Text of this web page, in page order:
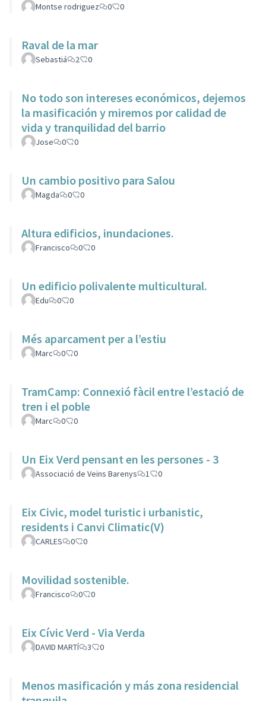
Montse rodriguez 0 0
Raval de la mar
Sebastiá 2 0
No todo son intereses económicos, dejemos
la masificación y miremos por calidad de
vida y tranquilidad del barrio
Jose 0 0
Un cambio positivo para Salou
Magda 0 0
Altura edificios, inundaciones.
Francisco 0 0
Un edificio polivalente multicultural.
Edu 0 0
Més aparcament per a l’estiu
Marc 0 0
TramCamp: Connexió fàcil entre l’estació de
tren i el poble
Marc 0 0
Un Eix Verd pensant en les persones - 3
Associació de Veïns Barenys 1 0
Eix Civic, model turistic i urbanistic,
residents i Canvi Climatic(V)
CARLES 0 0
Movilidad sostenible.
Francisco 0 0
Eix Cívic Verd - Via Verda
DAVID MARTÍ 3 0
Menos masificación y más zona residencial